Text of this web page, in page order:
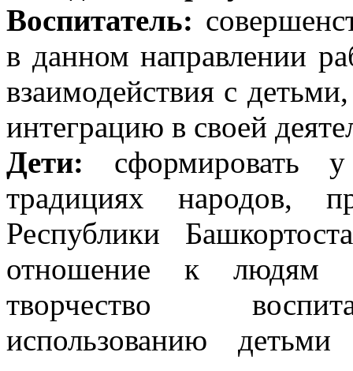
Воспитатель:
в данном направлении
взаимодействия с
интеграцию в своей
Дети: сформировать
традициях народов,
Республики
отношение к людям
творчество
использованию